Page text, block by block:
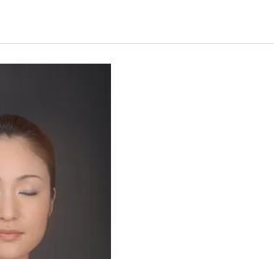
/舞台メイク/七五三/成人式/撮影